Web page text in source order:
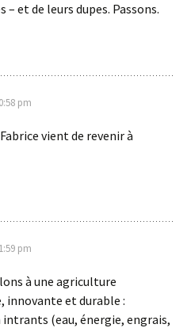
– et de leurs dupes. Passons.
pm
vient de revenir à
pm
à une agriculture
innovante et durable :
intrants (eau, énergie, engrais,